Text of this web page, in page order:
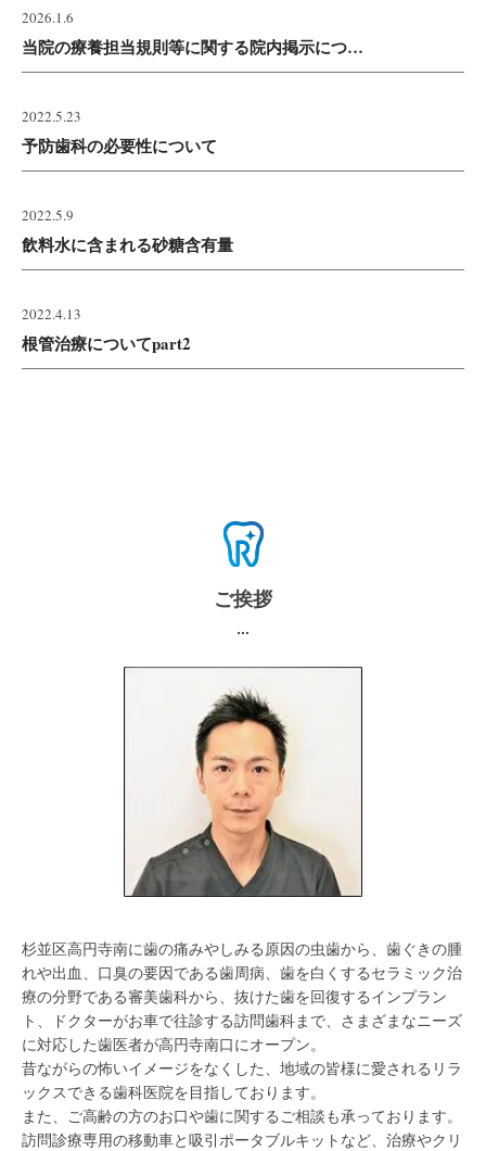
2026.1.6
当院の療養担当規則等に関する院内掲示につ…
2022.5.23
予防歯科の必要性について
2022.5.9
飲料水に含まれる砂糖含有量
2022.4.13
根管治療についてpart2
ご挨拶
杉並区高円寺南に歯の痛みやしみる原因の虫歯から、歯ぐきの腫
れや出血、口臭の要因である歯周病、歯を白くするセラミック治
療の分野である審美歯科から、抜けた歯を回復するインプラン
ト、ドクターがお車で往診する訪問歯科まで、さまざまなニーズ
に対応した歯医者が高円寺南口にオープン。
昔ながらの怖いイメージをなくした、地域の皆様に愛されるリラ
ックスできる歯科医院を目指しております。
また、ご高齢の方のお口や歯に関するご相談も承っております。
訪問診療専用の移動車と吸引ポータブルキットなど、治療やクリ